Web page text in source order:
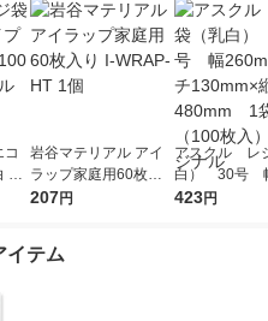
コ
45
岩谷マテリアル アイ
ラップ家庭用60枚入
り I-WRAP-HT 1個
207円
アスクル レ
白） 30号
m×マチ
423円
イテム